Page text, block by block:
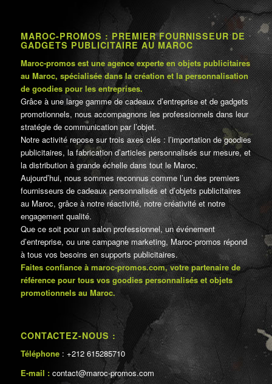
MAROC-PROMOS : PREMIER FOURNISSEUR DE
GADGETS PUBLICITAIRE AU MAROC
Maroc-promos est une agence experte en objets publicitaires
au Maroc, spécialisée dans la création et la personnalisation
de goodies pour les entreprises.
Grâce à une large gamme de cadeaux d’entreprise et de gadgets
promotionnels, nous accompagnons les professionnels dans leur
stratégie de communication par l’objet.
Notre activité repose sur trois axes clés : l’importation de goodies
publicitaires, la fabrication d’articles personnalisés sur mesure, et
la distribution à grande échelle dans tout le Maroc.
Aujourd’hui, nous sommes reconnus comme l’un des premiers
fournisseurs de cadeaux personnalisés et d’objets publicitaires
au Maroc, grâce à notre réactivité, notre créativité et notre
engagement qualité.
Que ce soit pour un salon professionnel, un événement
d’entreprise, ou une campagne marketing, Maroc-promos répond
à tous vos besoins en supports publicitaires.
Faites confiance à maroc-promos.com, votre partenaire de
référence pour tous vos goodies personnalisés et objets
promotionnels au Maroc.
CONTACTEZ-NOUS :
Téléphone : +212 615285710
E-mail : contact@maroc-promos.com